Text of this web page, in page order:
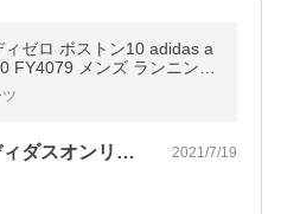
ロ ボストン10 adidas a
グ
21q3r bst10tk(fy4079)
念願の厚底を購入。アディダスオンリーな… 2021/7/19